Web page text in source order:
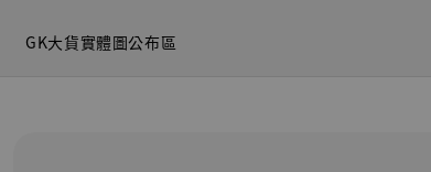
GK大貨實體圖公布區